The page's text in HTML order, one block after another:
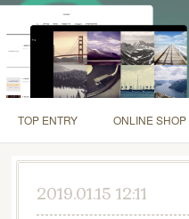
TOP ENTRY ONLINE SHOP
INSTAGRAM SHOP INFO
2019.01.15 12:11